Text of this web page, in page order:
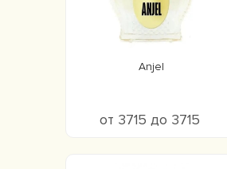
Anjel
от 3715 до 3715